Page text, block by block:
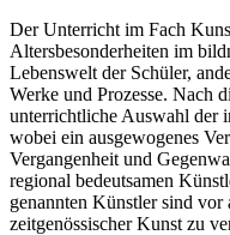
Der Unterricht im Fach
Altersbesonderheiten im
Lebenswelt der Schüler,
Werke und Prozesse. Nach
unterrichtliche Auswahl der
wobei ein ausgewogenes
Vergangenheit und
regional bedeutsamen
genannten Künstler sind
zeitgenössischer Kunst zu